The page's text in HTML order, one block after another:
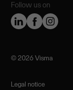
Follow us on
©️ 2026 Visma
Legal notice